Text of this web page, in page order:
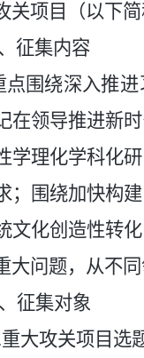
关项目（以下
征集内容
绕深入推进
在领导推进新
学理化学科化
；围绕加快构
文化创造性转
大问题，从不
征集对象
攻关项目选题